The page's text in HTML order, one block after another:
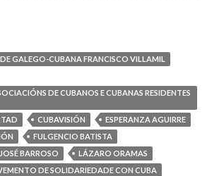
GALEGO-CUBANA FRANCISCO VILLAMIL
DE CUBANOS E CUBANAS RESIDENTES
CUBAVISIÓN
ESPERANZA AGUIRRE
FULGENCIO BATISTA
JOSÉ BARROSO
LÁZARO ORAMAS
DE SOLIDARIEDADE CON CUBA